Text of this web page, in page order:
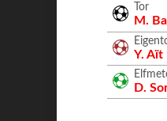
Tor
M.
Y. Aït
D.